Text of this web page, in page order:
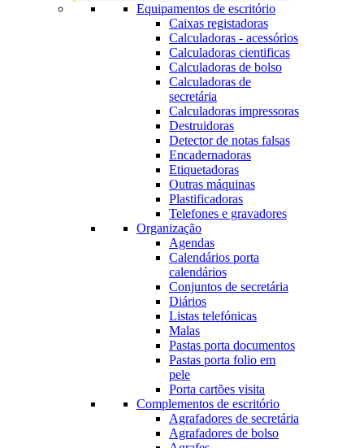
Equipamentos de escritório
Caixas registadoras
Calculadoras - acessórios
Calculadoras cientificas
Calculadoras de bolso
Calculadoras de
secretária
Calculadoras impressoras
Destruidoras
Detector de notas falsas
Encadernadoras
Etiquetadoras
Outras máquinas
Plastificadoras
Telefones e gravadores
Organização
Agendas
Calendários porta
calendários
Conjuntos de secretária
Diários
Listas telefónicas
Malas
Pastas porta documentos
Pastas porta folio em
pele
Porta cartões visita
Complementos de escritório
Agrafadores de secretária
Agrafadores de bolso